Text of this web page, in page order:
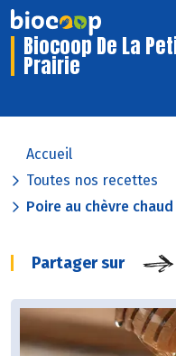
Biocoop De La
Prairie
Accueil
Toutes nos recettes
Poire au chèvre
Partager sur